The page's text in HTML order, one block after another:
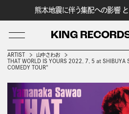
熊本地震に伴う集配への影響
KING
LOG IN
ARTIST
山中さわお
THAT WORLD IS YOURS 2022．7．5 at
COMEDY TOUR"